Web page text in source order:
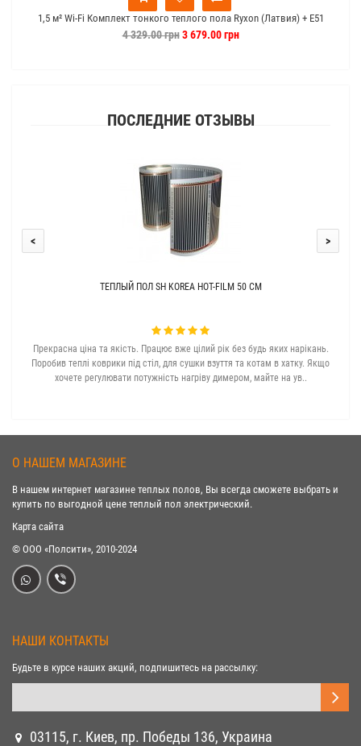
1,5 м² Wi-Fi Комплект тонкого теплого пола Ryxon (Латвия) + E51
4 329.00 грн3 679.00 грн
ПОСЛЕДНИЕ ОТЗЫВЫ
ТЕПЛЫЙ ПОЛ SH KOREA HOT-FILM 50 СМ
Прекрасна ціна та якість. Працює вже цілий рік без будь яких нарікань.
Поробив теплі коврики під стіл, для сушки взуття та котам в хатку. Якщо
хочете регулювати потужність нагріву димером, майте на ув..
< >
О НАШЕМ МАГАЗИНЕ
В нашем интернет магазине теплых полов, Вы всегда сможете выбрать и
купить по выгодной цене теплый пол электрический.
Карта сайта
© ООО «Полсити», 2010-2024
НАШИ КОНТАКТЫ
Будьте в курсе наших акций, подпишитесь на рассылку:
03115, г. Киев, пр. Победы 136, Украина